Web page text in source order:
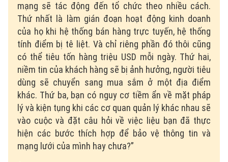
Xu hướng
mạng sẽ tác động đến tổ chức theo nhiều cách.
Thứ nhất là làm gián đoạn hoạt động kinh doanh
của họ khi hệ thống bán hàng trực tuyến, hệ thống
tính điểm bị tê liệt. Và chỉ riêng phần đó thôi cũng
có thể tiêu tốn hàng triệu USD mỗi ngày. Thứ hai,
niềm tin của khách hàng sẽ bị ảnh hưởng, người tiêu
dùng sẽ chuyển sang mua sắm ở một địa điểm
khác. Thứ ba, bạn có nguy cơ tiềm ẩn về mặt pháp
lý và kiện tụng khi các cơ quan quản lý khác nhau sẽ
vào cuộc và đặt câu hỏi về việc liệu bạn đã thực
hiện các bước thích hợp để bảo vệ thông tin và
mạng lưới của mình hay chưa?”